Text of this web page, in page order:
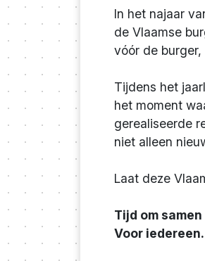
In het najaar
de Vlaamse
vóór de
Tijdens het
het moment
gerealiseerde
niet alleen
Laat deze
Tijd om
Voor